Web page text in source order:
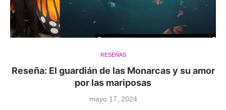
RESEÑAS
Reseña: El guardián de las Monarcas y su amor
por las mariposas
mayo 17, 2024